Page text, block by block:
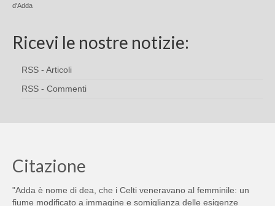
d'Adda
Ricevi le nostre notizie:
RSS - Articoli
RSS - Commenti
Citazione
"Adda è nome di dea, che i Celti veneravano al femminile: un
fiume modificato a immagine e somiglianza delle esigenze